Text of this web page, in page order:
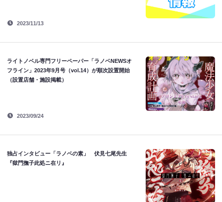
2023/11/13
ライトノベル専門フリーペーパー「ラノベNEWSオ
フライン」2023年9月号（vol.14）が順次設置開始
（設置店舗・施設掲載）
2023/09/24
独占インタビュー「ラノベの素」 伏見七尾先生
『獄門撫子此処ニ在リ』